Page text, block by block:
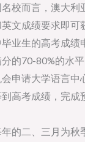
校而言，澳大
文成绩要求即
业生的高考成
的70-80%的水
申请大学语言
高考成绩，完成
的二、三月为